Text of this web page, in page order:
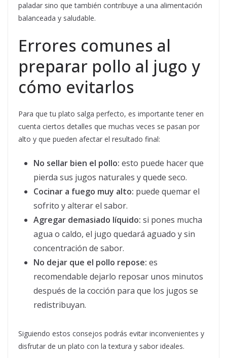
paladar sino que también contribuye a una alimentación
balanceada y saludable.
Errores comunes al
preparar pollo al jugo y
cómo evitarlos
Para que tu plato salga perfecto, es importante tener en
cuenta ciertos detalles que muchas veces se pasan por
alto y que pueden afectar el resultado final:
No sellar bien el pollo: esto puede hacer que
pierda sus jugos naturales y quede seco.
Cocinar a fuego muy alto: puede quemar el
sofrito y alterar el sabor.
Agregar demasiado líquido: si pones mucha
agua o caldo, el jugo quedará aguado y sin
concentración de sabor.
No dejar que el pollo repose: es
recomendable dejarlo reposar unos minutos
después de la cocción para que los jugos se
redistribuyan.
Siguiendo estos consejos podrás evitar inconvenientes y
disfrutar de un plato con la textura y sabor ideales.